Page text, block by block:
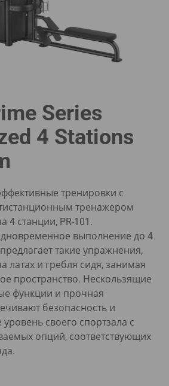
Series
4 Stations
тренировки с
тренажером
4 станции, PR-101.
выполнение до 4
такие упражнения,
латах и гребля сидя, занимая
пространство. Нескользящие
функции и прочная
безопасность и
своего спортзала с
опций, соответствующих